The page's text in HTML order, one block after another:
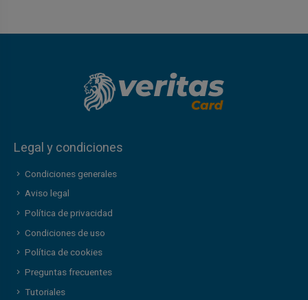
Legal y condiciones
Condiciones generales
Aviso legal
Política de privacidad
Condiciones de uso
Política de cookies
Preguntas frecuentes
Tutoriales